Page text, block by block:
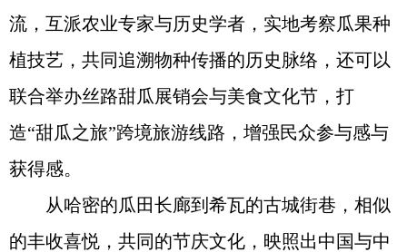
流，互派农业专家与历史学者，实地考察瓜果种
植技艺，共同追溯物种传播的历史脉络，还可以
联合举办丝路甜瓜展销会与美食文化节，打
造“甜瓜之旅”跨境旅游线路，增强民众参与感与
获得感。
从哈密的瓜田长廊到希瓦的古城街巷，相似
的丰收喜悦，共同的节庆文化，映照出中国与中